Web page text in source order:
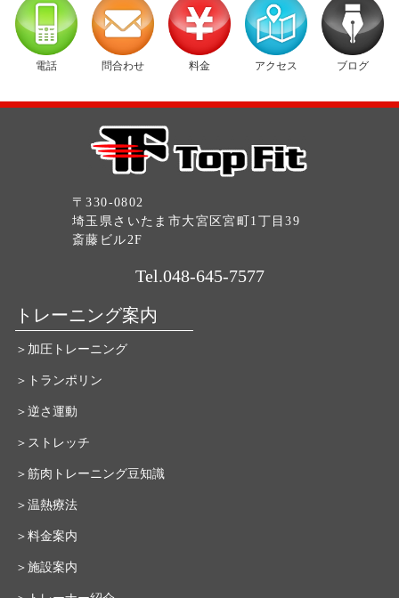
電話 問合わせ 料金 アクセス ブログ
〒330-0802
埼玉県さいたま市大宮区宮町1丁目39
斎藤ビル2F
Tel.048-645-7577
トレーニング案内
＞加圧トレーニング
＞トランポリン
＞逆さ運動
＞ストレッチ
＞筋肉トレーニング豆知識
＞温熱療法
＞料金案内
＞施設案内